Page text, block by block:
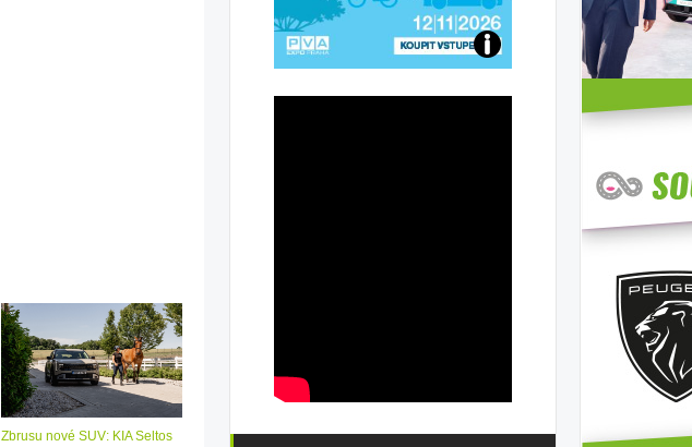
Zbrusu nové SUV: KIA Seltos
Přijďte